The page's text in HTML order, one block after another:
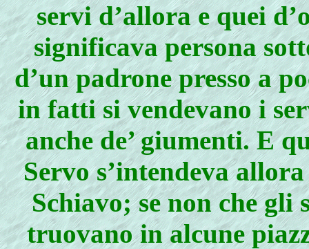
servi d’allora e quei
significava persona
d’un padrone presso a
in fatti si vendevano i
anche de’ giumenti. E
Servo s’intendeva
Schiavo; se non che gli
truovano in alcune